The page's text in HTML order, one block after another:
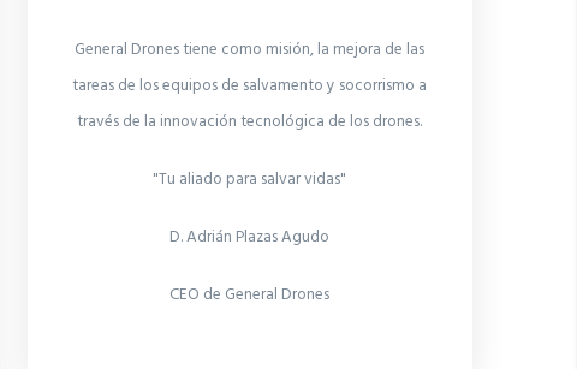
General Drones tiene como misión, la mejora de las
tareas de los equipos de salvamento y socorrismo a
través de la innovación tecnológica de los drones.
"Tu aliado para salvar vidas"
D. Adrián Plazas Agudo
CEO de General Drones